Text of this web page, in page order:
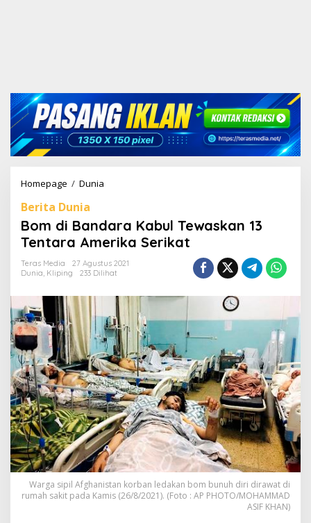
Homepage / Dunia
d
i
B
n
a
a
K
a
b
u
l
T
e
w
a
s
k
a
n
1
Berita Dunia
Bom di Bandara Kabul Tewaskan 13
Tentara Amerika Serikat
Teras Media
27 Agustus 2021
Dunia, Kliping 233 Dilihat
Warga sipil Afghanistan korban ledakan bom bunuh diri dirawat di
rumah sakit pada Kamis (26/8/2021). (Foto : AP PHOTO/MOHAMMAD
ASIF KHAN)